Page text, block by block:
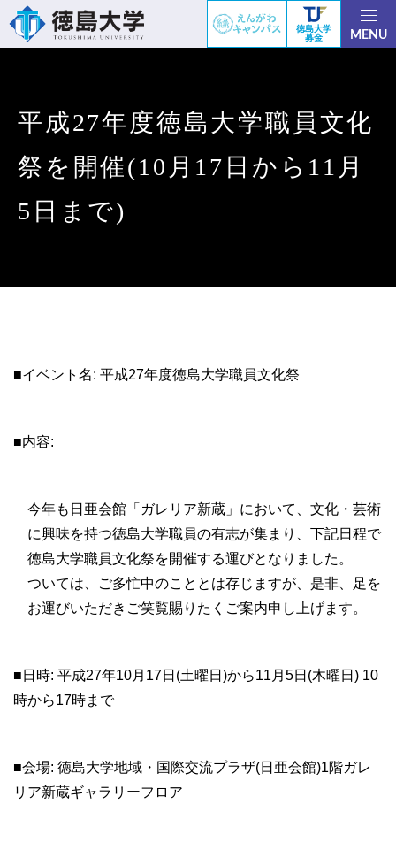
徳島大学
募金
MENU
平成27年度徳島大学職員文化
祭を開催(10月17日から11月
5日まで)
■イベント名: 平成27年度徳島大学職員文化祭
■内容:
今年も日亜会館「ガレリア新蔵」において、文化・芸術
に興味を持つ徳島大学職員の有志が集まり、下記日程で
徳島大学職員文化祭を開催する運びとなりました。
ついては、ご多忙中のこととは存じますが、是非、足を
お運びいただきご笑覧賜りたくご案内申し上げます。
■日時: 平成27年10月17日(土曜日)から11月5日(木曜日) 10
時から17時まで
■会場: 徳島大学地域・国際交流プラザ(日亜会館)1階ガレ
リア新蔵ギャラリーフロア